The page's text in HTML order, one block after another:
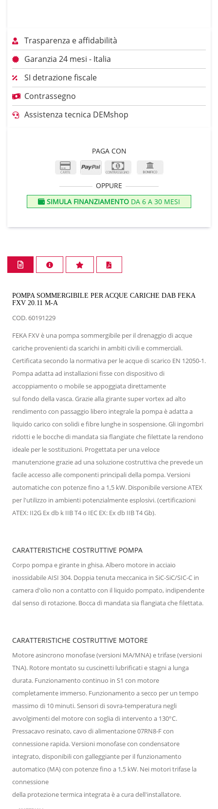
Trasparenza e affidabilità
Garanzia 24 mesi - Italia
SI detrazione fiscale
Contrassegno
Assistenza tecnica DEMshop
PAGA CON
OPPURE
SIMULA FINANZIAMENTO DA 6 A 30 MESI
POMPA SOMMERGIBILE PER ACQUE CARICHE DAB FEKA
FXV 20.11 M-A
COD. 60191229
FEKA FXV è una pompa sommergibile per il drenaggio di acque
cariche provenienti da scarichi in ambiti civili e commerciali.
Certificata secondo la normativa per le acque di scarico EN 12050-1.
Pompa adatta ad installazioni fisse con dispositivo di
accoppiamento o mobile se appoggiata direttamente
sul fondo della vasca. Grazie alla girante super vortex ad alto
rendimento con passaggio libero integrale la pompa è adatta a
liquido carico con solidi e fibre lunghe in sospensione. Gli ingombri
ridotti e le bocche di mandata sia flangiate che filettate la rendono
ideale per le sostituzioni. Progettata per una veloce
manutenzione grazie ad una soluzione costruttiva che prevede un
facile accesso alle componenti principali della pompa. Versioni
automatiche con potenze fino a 1,5 kW. Disponibile versione ATEX
per l'utilizzo in ambienti potenzialmente esplosivi. (certificazioni
ATEX: II2G Ex db k IIB T4 o IEC EX: Ex db IIB T4 Gb).
CARATTERISTICHE COSTRUTTIVE POMPA
Corpo pompa e girante in ghisa. Albero motore in acciaio
inossidabile AISI 304. Doppia tenuta meccanica in SiC-SiC/SIC-C in
camera d'olio non a contatto con il liquido pompato, indipendente
dal senso di rotazione. Bocca di mandata sia flangiata che filettata.
CARATTERISTICHE COSTRUTTIVE MOTORE
Motore asincrono monofase (versioni MA/MNA) e trifase (versioni
TNA). Rotore montato su cuscinetti lubrificati e stagni a lunga
durata. Funzionamento continuo in S1 con motore
completamente immerso. Funzionamento a secco per un tempo
massimo di 10 minuti. Sensori di sovra-temperatura negli
avvolgimenti del motore con soglia di intervento a 130°C.
Pressacavo resinato, cavo di alimentazione 07RN8-F con
connessione rapida. Versioni monofase con condensatore
integrato, disponibili con galleggiante per il funzionamento
automatico (MA) con potenze fino a 1,5 kW. Nei motori trifase la
connessione
della protezione termica integrata è a cura dell'installatore.